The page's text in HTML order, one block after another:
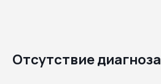
Отсутствие диагноза